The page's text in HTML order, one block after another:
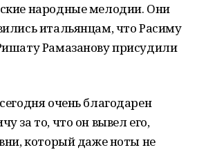
народные мелодии. Они
итальянцам, что Расиму
Рамазанову присудили
очень благодарен
за то, что он вывел его,
который даже ноты не